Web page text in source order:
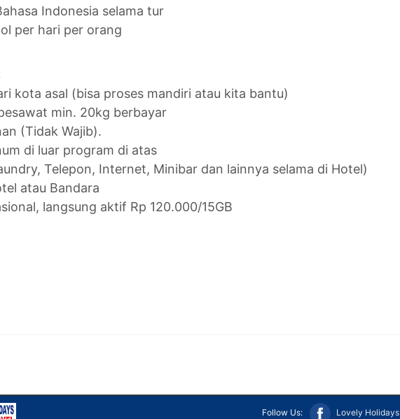
Indonesia selama tur
per hari per orang
kota asal (bisa proses mandiri atau kita bantu)
min. 20kg berbayar
(Tidak Wajib).
di luar program di atas
Telepon, Internet, Minibar dan lainnya selama di Hotel)
atau Bandara
langsung aktif Rp 120.000/15GB
Follow Us: Lovely Holidays